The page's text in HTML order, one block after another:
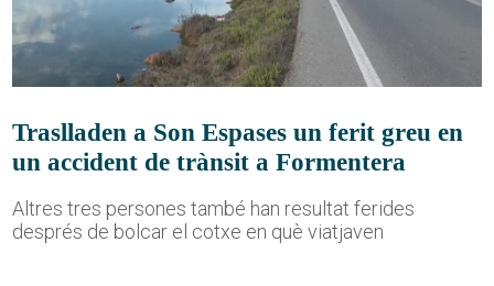
Traslladen a Son Espases un ferit greu en
un accident de trànsit a Formentera
Altres tres persones també han resultat ferides
després de bolcar el cotxe en què viatjaven